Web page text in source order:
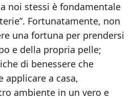
noi stessi è fondamentale
Fortunatamente, non
una fortuna per prendersi
e della propria pelle;
di benessere che
applicare a casa,
ambiente in un vero e